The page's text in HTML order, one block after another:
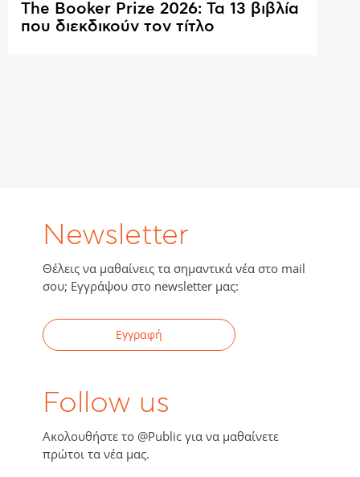
The Booker Prize 2026: Τα 13 βιβλία
που διεκδικούν τον τίτλο
Newsletter
Θέλεις να μαθαίνεις τα σημαντικά νέα στο mail
σου; Εγγράψου στο newsletter μας:
Εγγραφή
Follow us
Ακολουθήστε το @Public για να μαθαίνετε
πρώτοι τα νέα μας.